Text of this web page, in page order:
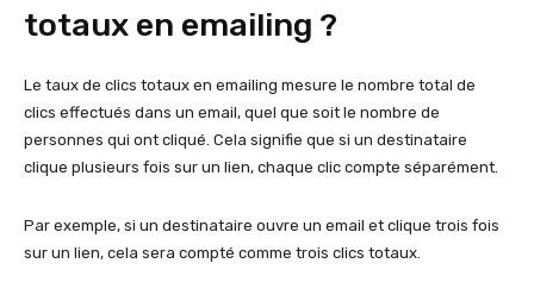
totaux en emailing ?
Le taux de clics totaux en emailing mesure le nombre total de
clics effectués dans un email, quel que soit le nombre de
personnes qui ont cliqué. Cela signifie que si un destinataire
clique plusieurs fois sur un lien, chaque clic compte séparément.
Par exemple, si un destinataire ouvre un email et clique trois fois
sur un lien, cela sera compté comme trois clics totaux.